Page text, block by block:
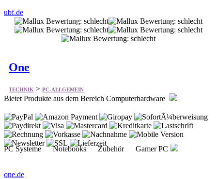
ubf.de
One
TECHNIK > PC-ALLGEMEIN
Bietet Produkte aus dem Bereich Computerhardware
PC Systeme Notebooks Zubehör Gamer PC
one.de